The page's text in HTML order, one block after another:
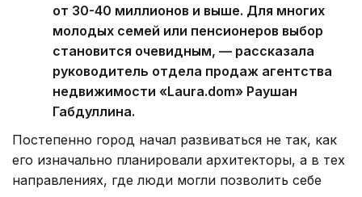
от 30-40 миллионов и выше. Для многих
молодых семей или пенсионеров выбор
становится очевидным, — рассказала
руководитель отдела продаж агентства
недвижимости «Laura.dom» Раушан
Габдуллина.
Постепенно город начал развиваться не так, как
его изначально планировали архитекторы, а в тех
направлениях, где люди могли позволить себе